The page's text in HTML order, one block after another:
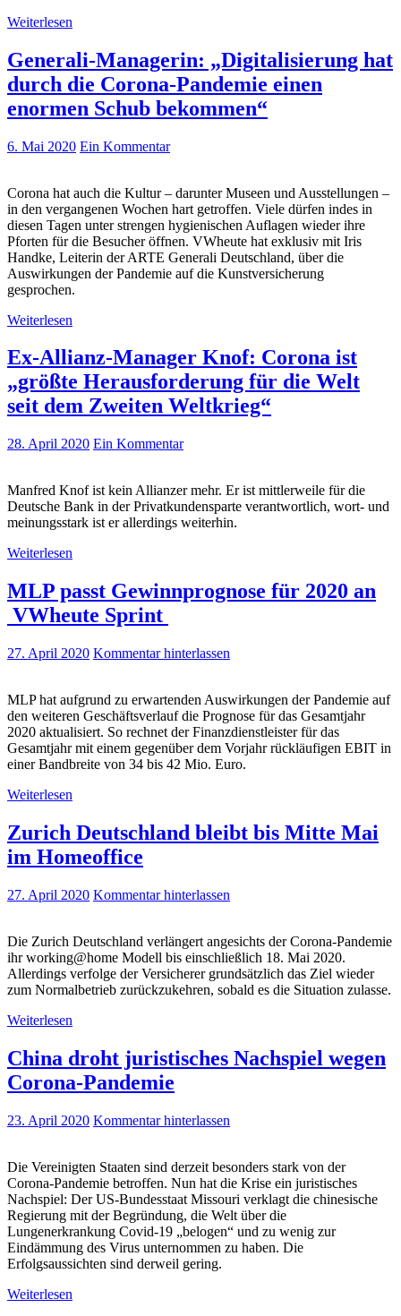
Weiterlesen
Generali-Managerin: „Digitalisierung hat
durch die Corona-Pandemie einen
enormen Schub bekommen“
6. Mai 2020 Ein Kommentar
Corona hat auch die Kultur – darunter Museen und Ausstellungen –
in den vergangenen Wochen hart getroffen. Viele dürfen indes in
diesen Tagen unter strengen hygienischen Auflagen wieder ihre
Pforten für die Besucher öffnen. VWheute hat exklusiv mit Iris
Handke, Leiterin der ARTE Generali Deutschland, über die
Auswirkungen der Pandemie auf die Kunstversicherung
gesprochen.
Weiterlesen
Ex-Allianz-Manager Knof: Corona ist
„größte Herausforderung für die Welt
seit dem Zweiten Weltkrieg“
28. April 2020 Ein Kommentar
Manfred Knof ist kein Allianzer mehr. Er ist mittlerweile für die
Deutsche Bank in der Privatkundensparte verantwortlich, wort- und
meinungsstark ist er allerdings weiterhin.
Weiterlesen
MLP passt Gewinnprognose für 2020 an
VWheute Sprint
27. April 2020 Kommentar hinterlassen
MLP hat aufgrund zu erwartenden Auswirkungen der Pandemie auf
den weiteren Geschäftsverlauf die Prognose für das Gesamtjahr
2020 aktualisiert. So rechnet der Finanzdienstleister für das
Gesamtjahr mit einem gegenüber dem Vorjahr rückläufigen EBIT in
einer Bandbreite von 34 bis 42 Mio. Euro.
Weiterlesen
Zurich Deutschland bleibt bis Mitte Mai
im Homeoffice
27. April 2020 Kommentar hinterlassen
Die Zurich Deutschland verlängert angesichts der Corona-Pandemie
ihr working@home Modell bis einschließlich 18. Mai 2020.
Allerdings verfolge der Versicherer grundsätzlich das Ziel wieder
zum Normalbetrieb zurückzukehren, sobald es die Situation zulasse.
Weiterlesen
China droht juristisches Nachspiel wegen
Corona-Pandemie
23. April 2020 Kommentar hinterlassen
Die Vereinigten Staaten sind derzeit besonders stark von der
Corona-Pandemie betroffen. Nun hat die Krise ein juristisches
Nachspiel: Der US-Bundesstaat Missouri verklagt die chinesische
Regierung mit der Begründung, die Welt über die
Lungenerkrankung Covid-19 „belogen“ und zu wenig zur
Eindämmung des Virus unternommen zu haben. Die
Erfolgsaussichten sind derweil gering.
Weiterlesen